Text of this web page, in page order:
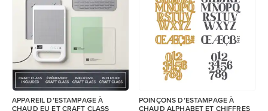
APPAREIL D’ESTAMPAGE À
CHAUD EU ET CRAFT CLASS
POINÇONS D’ESTAMPAGE À
CHAUD ALPHABET ET CHIFFRES